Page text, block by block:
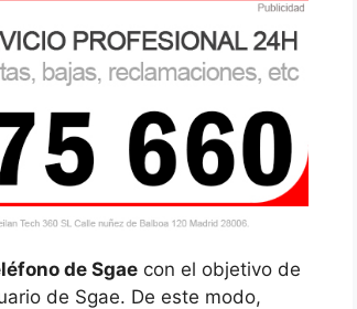
de Sgae con el objetivo de
de Sgae. De este modo,